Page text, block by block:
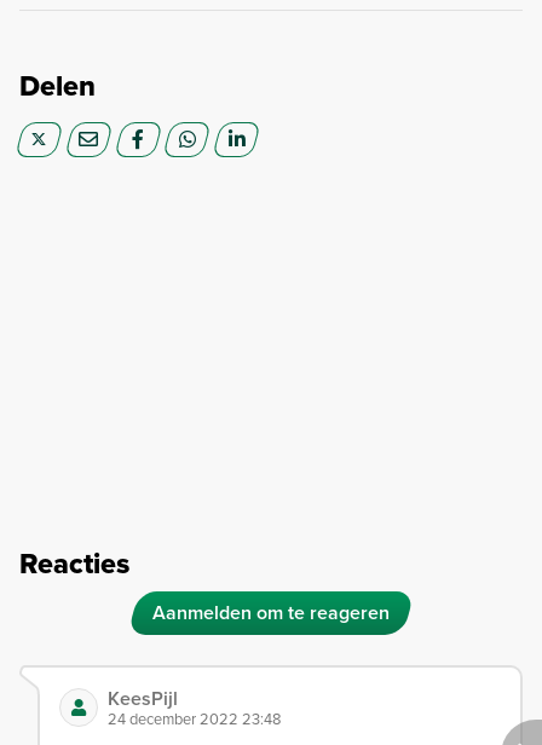
Delen
Reacties
Aanmelden om te reageren
KeesPijl
24 december 2022 23:48